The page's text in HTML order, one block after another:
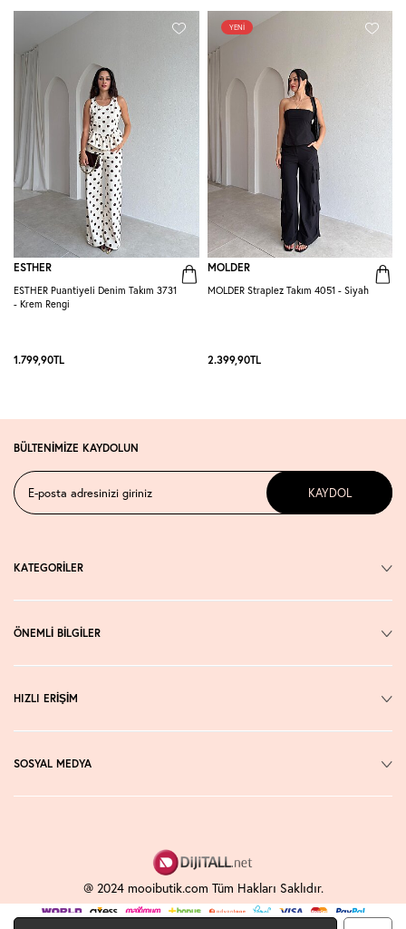
ESTHER
ESTHER Puantiyeli Denim Takım 3731
- Krem Rengi
1.799,90TL
YENI
MOLDER
MOLDER Straplez Takım 4051 - Siyah
2.399,90TL
BÜLTENİMİZE KAYDOLUN
KAYDOL
KATEGORİLER
ÖNEMLİ BİLGİLER
HIZLI ERİŞİM
SOSYAL MEDYA
@ 2024 mooibutik.com Tüm Hakları Saklıdır.